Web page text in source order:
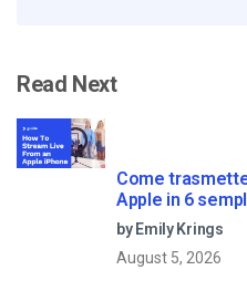
Read Next
Come
Apple in 6
by Emily Krings
August 5, 2026